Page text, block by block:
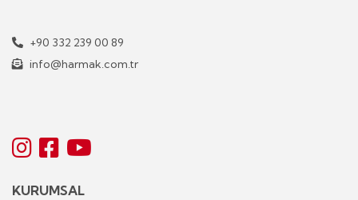
+90 332 239 00 89
info@harmak.com.tr
KURUMSAL